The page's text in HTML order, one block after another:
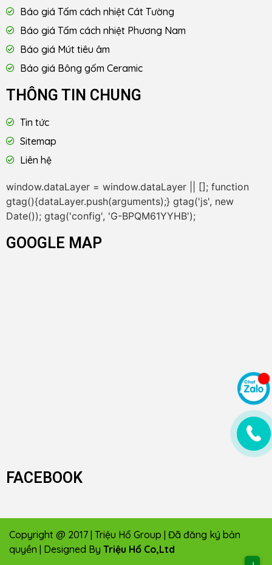
Báo giá Tấm cách nhiệt Cát Tường
Báo giá Tấm cách nhiệt Phương Nam
Báo giá Mút tiêu âm
Báo giá Bông gốm Ceramic
THÔNG TIN CHUNG
Tin tức
Sitemap
Liên hệ
window.dataLayer = window.dataLayer || []; function
gtag(){dataLayer.push(arguments);} gtag('js', new
Date()); gtag('config', 'G-BPQM61YYHB');
GOOGLE MAP
FACEBOOK
Copyright @ 2017 | Triệu Hổ Group | Đã đăng ký bản
quyền | Designed By Triệu Hổ Co,Ltd